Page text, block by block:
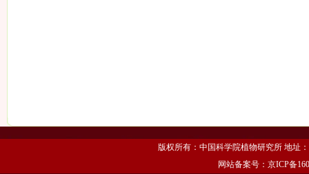
版权所有：中国科学院植物研究所 地址
网站备案号：京ICP备